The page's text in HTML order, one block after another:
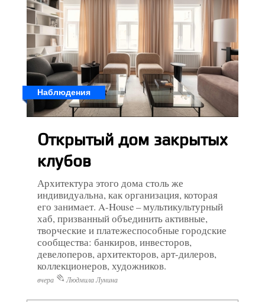
Наблюдения
Открытый дом закрытых
клубов
Архитектура этого дома столь же
индивидуальна, как организация, которая
его занимает. A-House – мультикультурный
хаб, призванный объединить активные,
творческие и платежеспособные городские
сообщества: банкиров, инвесторов,
девелоперов, архитекторов, арт-дилеров,
коллекционеров, художников.
вчера Людмила Лунина